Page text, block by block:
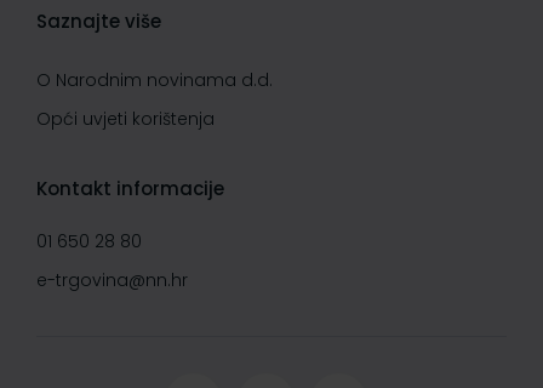
Saznajte više
O Narodnim novinama d.d.
Opći uvjeti korištenja
Kontakt informacije
01 650 28 80
e-trgovina@nn.hr